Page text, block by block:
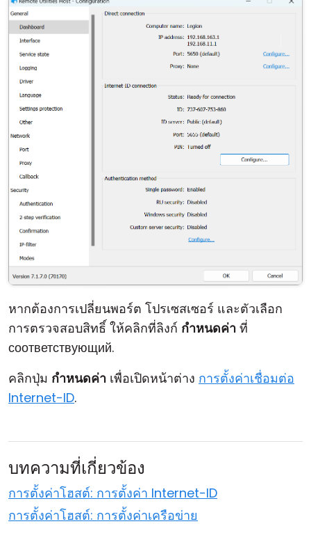
หากต้องการเปลี่ยนพอร์ต โปรเซสเซอร์ และตัวเลือก
การตรวจสอบสิทธิ์ ให้คลิกที่ลิงก์ กำหนดค่า ที่
соответствующий.
คลิกปุ่ม กำหนดค่า เพื่อเปิดหน้าต่าง การตั้งค่าเชื่อมต่อ
Internet-ID.
บทความที่เกี่ยวข้อง
การตั้งค่าโฮสต์: การตั้งค่า Internet-ID
การตั้งค่าโฮสต์: การตั้งค่าเครือข่าย
การสนับสนุน Active Directory
การกำหนดค่า MSI
คลาวด์ & ออน-พรีมิส